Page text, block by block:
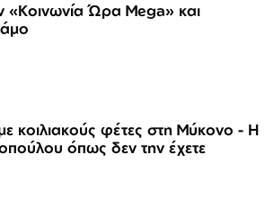
«Κοινωνία Ώρα Mega» και
κοιλιακούς φέτες στη Μύκονο - Η
όπως δεν την έχετε